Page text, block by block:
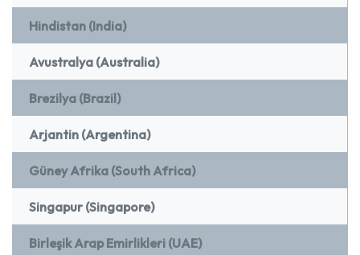
Hindistan (India)
Avustralya (Australia)
Brezilya (Brazil)
Arjantin (Argentina)
Güney Afrika (South Africa)
Singapur (Singapore)
Birleşik Arap Emirlikleri (UAE)